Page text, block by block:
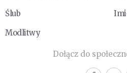
Ślub
Modlitwy
Dołącz do